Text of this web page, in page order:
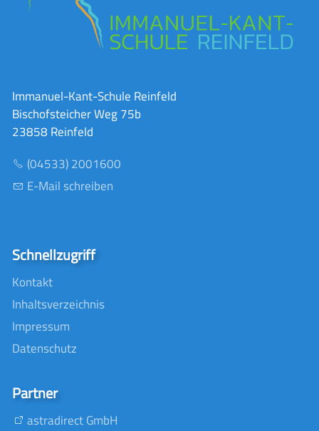
Immanuel-Kant-Schule Reinfeld
Bischofsteicher Weg 75b
23858 Reinfeld
(04533) 2001600
E-Mail schreiben
Schnellzugriff
Kontakt
Inhaltsverzeichnis
Impressum
Datenschutz
Partner
astradirect GmbH